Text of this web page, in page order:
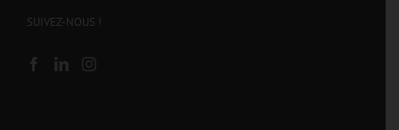
SUIVEZ-NOUS !